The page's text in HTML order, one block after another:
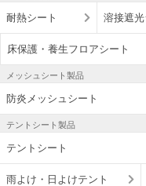
耐熱シート 溶接遮光
床保護・養生フロアシート
メッシュシート製品
防炎メッシュシート
テントシート製品
テントシート
雨よけ・日よけテント